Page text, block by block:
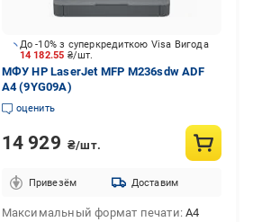
14 182.55 ₴/шт.
До -10% з суперкредиткою Visa Вигода
МФУ HP LaserJet MFP M236sdw ADF
А4 (9YG09A)
оценить
14 929 ₴/шт.
Привезём Доставим
Максимальный формат печати А4